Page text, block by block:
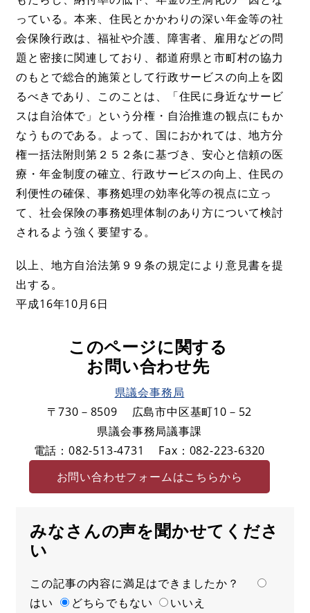
っている。本来、住民とかかわりの深い年金等の社
会保険行政は、福祉や介護、障害者、雇用などの問
題と密接に関連しており、都道府県と市町村の協力
のもとで総合的施策として行政サービスの向上を図
るべきであり、このことは、「住民に身近なサービ
スは自治体で」という分権・自治推進の観点にもか
なうものである。よって、国におかれては、地方分
権一括法附則第２５２条に基づき、安心と信頼の医
療・年金制度の確立、行政サービスの向上、住民の
利便性の確保、事務処理の効率化等の視点に立っ
て、社会保険の事務処理体制のあり方について検討
されるよう強く要望する。
以上、地方自治法第９９条の規定により意見書を提
出する。
平成16年10月6日
このページに関する
お問い合わせ先
県議会事務局
〒730－8509
広島市中区基町10－52
県議会事務局議事課
電話：082-513-4731
Fax：082-223-6320
お問い合わせフォームはこちらから
みなさんの声を聞かせてくださ
い
満
足
この記事の内容に満足はできましたか？
はい
どちらでもない
いいえ